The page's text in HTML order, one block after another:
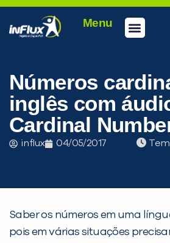
Menu
Números
inglês com
Cardinal
influx 04/05/2017
Saber os números em uma
pois em várias situações